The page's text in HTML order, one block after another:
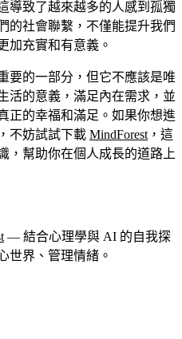
導致了越來越多的人感到孤獨
的社會聯繫，不僅能提升我們
加充實和有意義。
要的一部分，但它不應該是唯
活的意義，滿足內在需求，並
正的幸福和滿足。如果你想進
不妨試試下載 MindForest ，這
，幫助你在個人成長的道路上
— 結合心理學與 AI 的自我探
世界、管理情緒。